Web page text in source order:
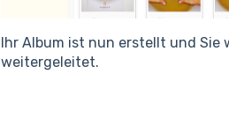
Ihr Album ist nun erstellt und
weitergeleitet.